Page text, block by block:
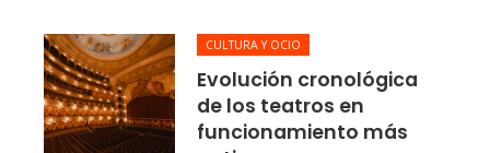
CULTURA Y OCIO
Evolución cronológica
de los teatros en
funcionamiento más